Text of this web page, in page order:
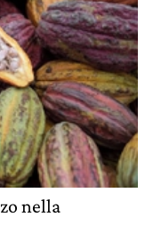
nella